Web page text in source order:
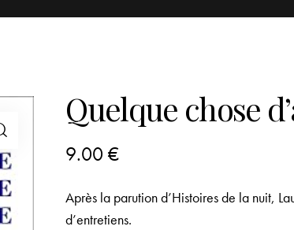
Quelque chose
9.00€
Après la parution d’Histoires de la nuit,
d’entretiens.